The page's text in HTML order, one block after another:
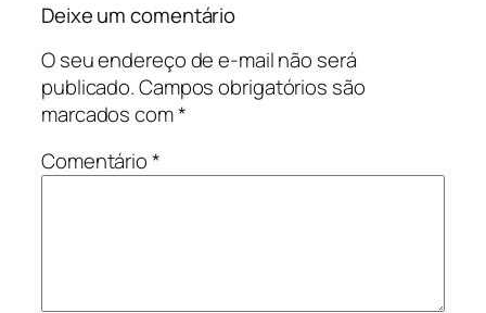
Deixe um comentário
O seu endereço de e-mail não será
publicado.Campos obrigatórios são
marcados com*
Comentário*